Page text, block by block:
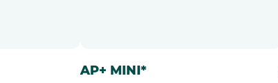
AP+ MINI*